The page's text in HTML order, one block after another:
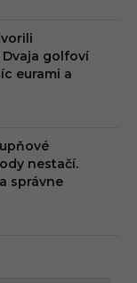
golfoví
eurami a
nestačí.
správne